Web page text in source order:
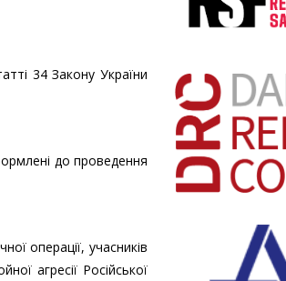
34 Закону України
до проведення
операції, учасників
агресії Російської